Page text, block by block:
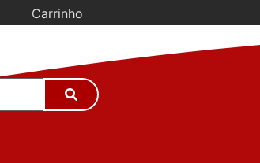
Carrinho